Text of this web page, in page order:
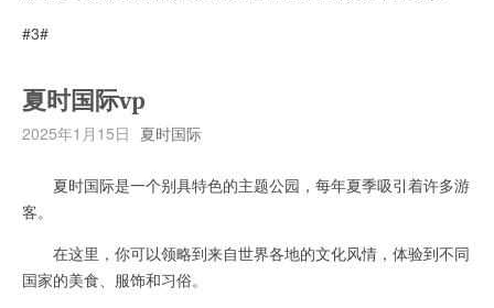
#3#
夏时国际vp
2025年1月15日 夏时国际
夏时国际是一个别具特色的主题公园，每年夏季吸引着许多游
客。
在这里，你可以领略到来自世界各地的文化风情，体验到不同
国家的美食、服饰和习俗。